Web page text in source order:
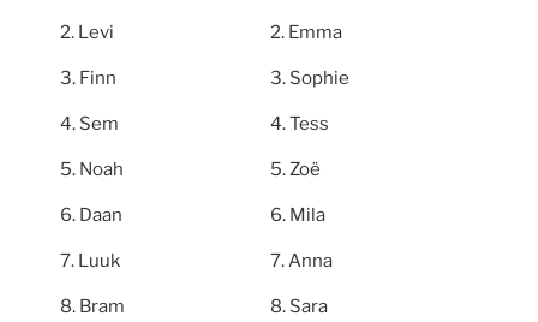
Levi
Finn
Sem
Noah
Daan
Luuk
Bram
Emma
Sophie
Tess
Zoë
Mila
Anna
Sara